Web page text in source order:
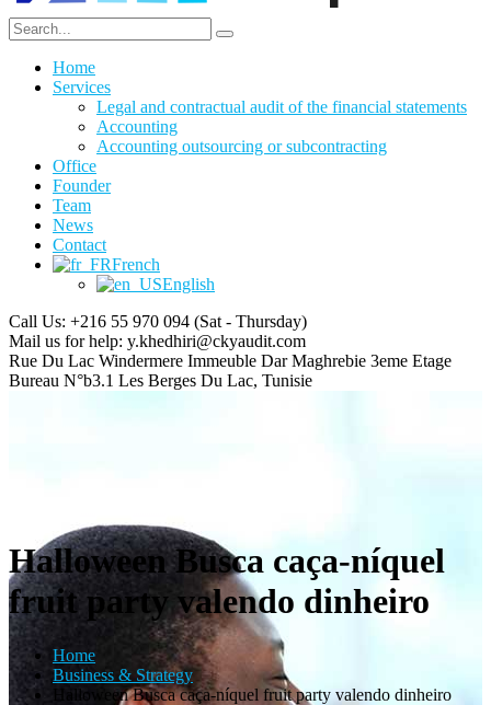
Home
Services
Legal and contractual audit of the financial statements
Accounting
Accounting outsourcing or subcontracting
Office
Founder
Team
News
Contact
French
English
Call Us: +216 55 970 094 (Sat - Thursday)
Mail us for help: y.khedhiri@ckyaudit.com
Rue Du Lac Windermere Immeuble Dar Maghrebie 3eme Etage
Bureau N°b3.1 Les Berges Du Lac, Tunisie
Halloween Busca caça-níquel
fruit party valendo dinheiro
Home
Business & Strategy
Halloween Busca caça-níquel fruit party valendo dinheiro